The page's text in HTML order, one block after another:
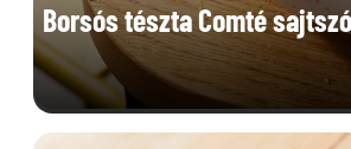
Borsós tészta Comté